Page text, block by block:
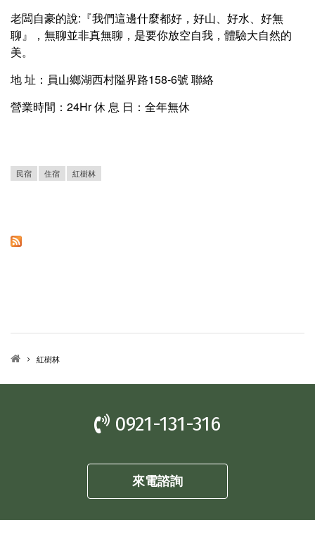
老闆自豪的說:『我們這邊什麼都好，好山、好水、好無
聊』，無聊並非真無聊，是要你放空自我，體驗大自然的
美。
地 址：員山鄉湖西村隘界路158-6號 聯絡
營業時間：24Hr 休 息 日：全年無休
民宿 住宿 紅樹林
紅樹林
0921-131-316
來電諮詢